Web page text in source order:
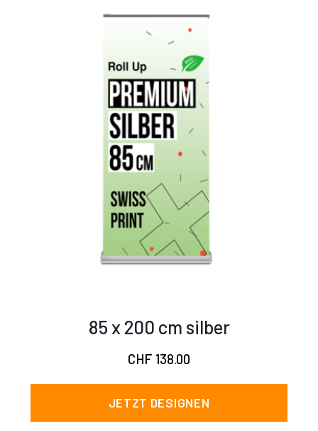
85 x 200 cm silber
CHF 138.00
JETZT DESIGNEN